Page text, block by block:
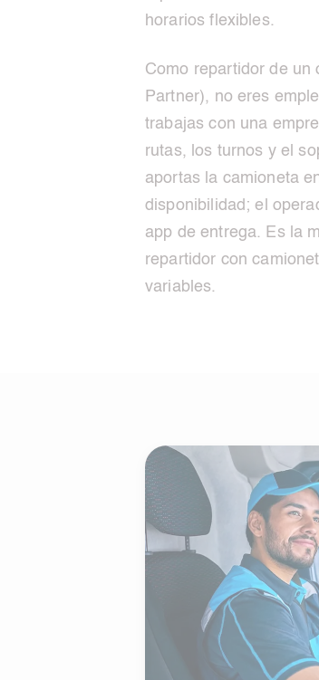
horarios flexibles.
Como repartidor de un
Partner), no eres
trabajas con una
rutas, los turnos y el
aportas la camioneta
disponibilidad; el
app de entrega. Es la
repartidor con
variables.